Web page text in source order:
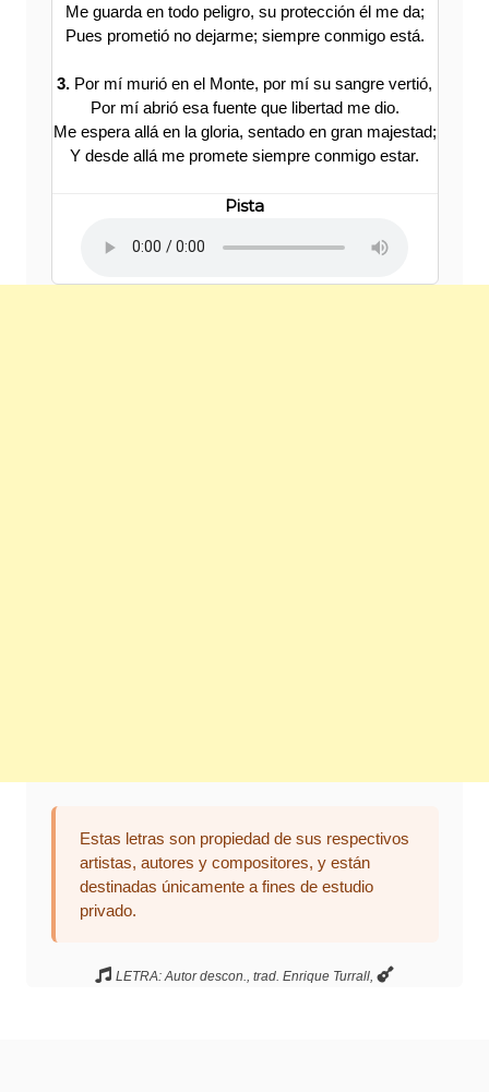
Me guarda en todo peligro, su protección él me da;
Pues prometió no dejarme; siempre conmigo está.
3. Por mí murió en el Monte, por mí su sangre vertió,
Por mí abrió esa fuente que libertad me dio.
Me espera allá en la gloria, sentado en gran majestad;
Y desde allá me promete siempre conmigo estar.
Pista
Estas letras son propiedad de sus respectivos
artistas, autores y compositores, y están
destinadas únicamente a fines de estudio
privado.
LETRA: Autor descon., trad. Enrique Turrall,